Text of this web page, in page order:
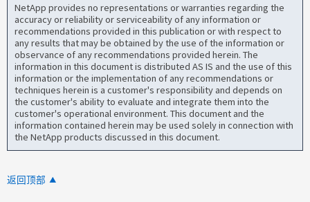
NetApp provides no representations or warranties regarding the
accuracy or reliability or serviceability of any information or
recommendations provided in this publication or with respect to
any results that may be obtained by the use of the information or
observance of any recommendations provided herein. The
information in this document is distributed AS IS and the use of this
information or the implementation of any recommendations or
techniques herein is a customer's responsibility and depends on
the customer's ability to evaluate and integrate them into the
customer's operational environment. This document and the
information contained herein may be used solely in connection with
the NetApp products discussed in this document.
返回顶部